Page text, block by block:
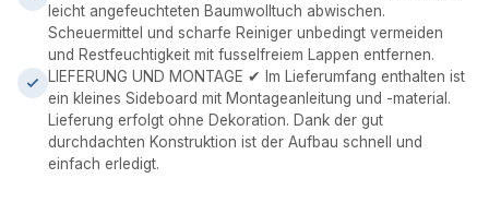
leicht angefeuchteten Baumwolltuch abwischen.
Scheuermittel und scharfe Reiniger unbedingt vermeiden
und Restfeuchtigkeit mit fusselfreiem Lappen entfernen.
LIEFERUNG UND MONTAGE ✔ Im Lieferumfang enthalten ist
ein kleines Sideboard mit Montageanleitung und -material.
Lieferung erfolgt ohne Dekoration. Dank der gut
durchdachten Konstruktion ist der Aufbau schnell und
einfach erledigt.